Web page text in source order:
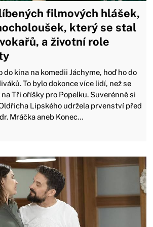
filmových hlášek,
který se stal
a životní role
do kina na komedii Jáchyme, hoď ho do
To bylo dokonce více lidí, než se
Tři oříšky pro Popelku. Suverénně si
Lipského udržela prvenství před
Mráčka aneb Konec...